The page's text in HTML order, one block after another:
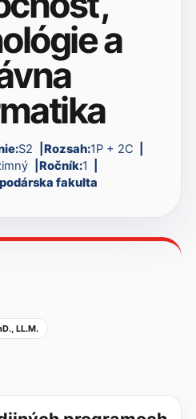
a
S2 Rozsah:1P + 2C
Ročník:1
fakulta
LL.M.